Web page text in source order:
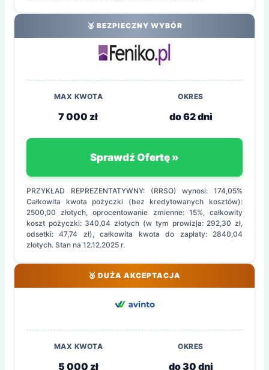
🥈 BEZPIECZNY WYBÓR
MAX KWOTA
7 000 zł
OKRES
do 62 dni
Sprawdź Ofertę »
PRZYKŁAD REPREZENTATYWNY: (RRSO) wynosi: 174,05%
Całkowita kwota pożyczki (bez kredytowanych kosztów):
2500,00 złotych, oprocentowanie zmienne: 15%, całkowity
koszt pożyczki: 340,04 złotych (w tym prowizja: 292,30 zł,
odsetki: 47,74 zł), całkowita kwota do zapłaty: 2840,04
złotych. Stan na 12.12.2025 r.
🥉 DUŻA AKCEPTACJA
MAX KWOTA
5 000 zł
OKRES
do 30 dni